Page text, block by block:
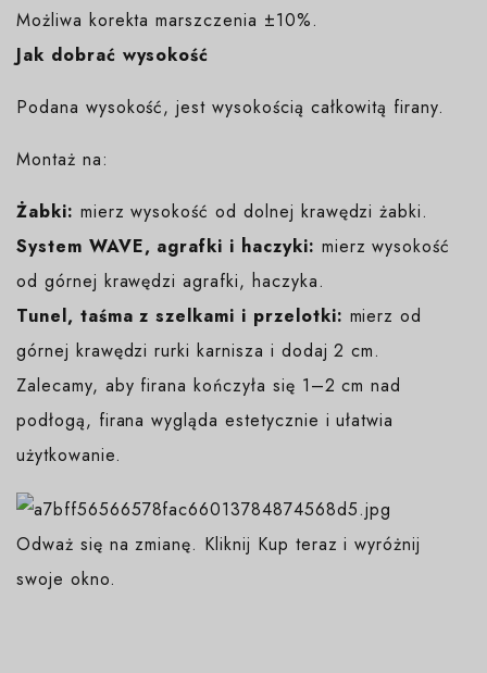
Możliwa korekta marszczenia ±10%.
Jak dobrać wysokość
Podana wysokość, jest wysokością całkowitą firany.
Montaż na:
Żabki: mierz wysokość od dolnej krawędzi żabki.
System WAVE, agrafki i haczyki: mierz wysokość
od górnej krawędzi agrafki, haczyka.
Tunel, taśma z szelkami i przelotki: mierz od
górnej krawędzi rurki karnisza i dodaj 2 cm.
Zalecamy, aby firana kończyła się 1–2 cm nad
podłogą, firana wygląda estetycznie i ułatwia
użytkowanie.
Odważ się na zmianę. Kliknij Kup teraz i wyróżnij
swoje okno.